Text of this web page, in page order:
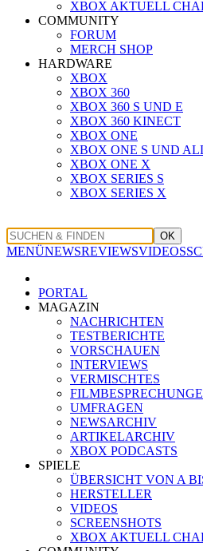
XBOX AKTUELL
COMMUNITY
FORUM
MERCH SHOP
HARDWARE
XBOX
XBOX 360
XBOX 360 S UND E
XBOX 360 KINECT
XBOX ONE
XBOX ONE S UND
XBOX ONE X
XBOX SERIES S
XBOX SERIES X
OK
MENÜNEWSREVIEWSVIDEOS
PORTAL
MAGAZIN
NACHRICHTEN
TESTBERICHTE
VORSCHAUEN
INTERVIEWS
VERMISCHTES
UMFRAGEN
NEWSARCHIV
ARTIKELARCHIV
XBOX PODCASTS
SPIELE
ÜBERSICHT VON A
HERSTELLER
VIDEOS
SCREENSHOTS
XBOX AKTUELL